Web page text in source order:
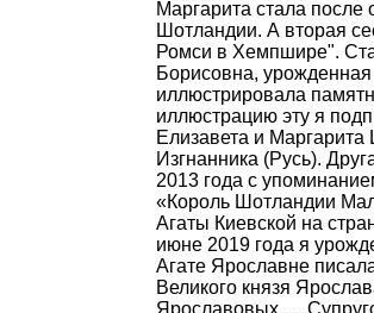
Маргарита стала
Шотландии. А вторая
Ромси в Хемпшире".
Борисовна,
иллюстрировала
иллюстрацию эту я
Елизавета и
Изгнанника (Русь).
2013 года с
«Король Шотландии
Агаты Киевской на
июне 2019 года я
Агате Ярославне
Великого князя